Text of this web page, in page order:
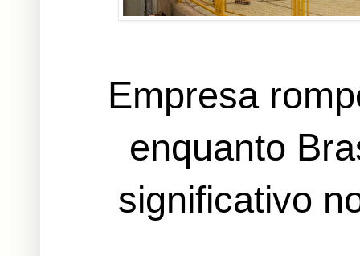
Empresa
enquanto
significativo